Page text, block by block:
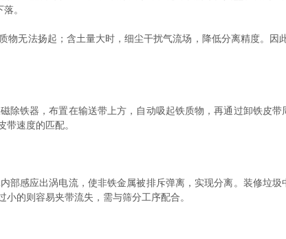
。
法扬起；含土量大时，细尘干扰气流场，降低分离精度。因
器，布置在输送带上方，自动吸起铁质物，再通过卸铁皮带
速度的匹配。
应出涡电流，使非铁金属被排斥弹离，实现分离。装修垃圾
的则容易夹带流失，需与筛分工序配合。